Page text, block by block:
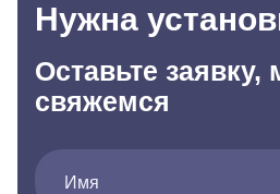
Нужна
Оставьте
свяжемся
Имя